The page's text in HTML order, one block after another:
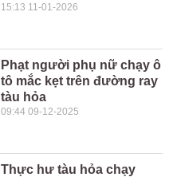
15:13 11-01-2026
Phạt người phụ nữ chạy ô
tô mắc kẹt trên đường ray
tàu hỏa
09:44 09-12-2025
Thực hư tàu hỏa chạy